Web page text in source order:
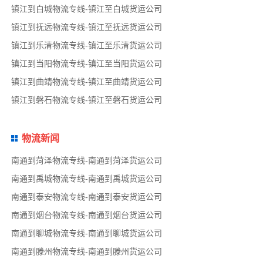
镇江到白城物流专线-镇江至白城货运公司
镇江到抚远物流专线-镇江至抚远货运公司
镇江到乐清物流专线-镇江至乐清货运公司
镇江到当阳物流专线-镇江至当阳货运公司
镇江到曲靖物流专线-镇江至曲靖货运公司
镇江到磐石物流专线-镇江至磐石货运公司
物流新闻
南通到菏泽物流专线-南通到菏泽货运公司
南通到禹城物流专线-南通到禹城货运公司
南通到泰安物流专线-南通到泰安货运公司
南通到烟台物流专线-南通到烟台货运公司
南通到聊城物流专线-南通到聊城货运公司
南通到滕州物流专线-南通到滕州货运公司